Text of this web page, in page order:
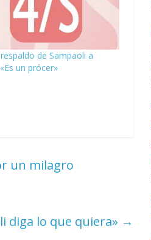
de Sampaoli a
un prócer»
un milagro
diga lo que quiera» →